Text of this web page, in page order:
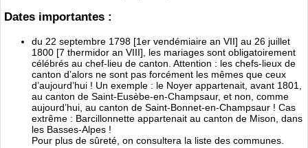
Dates importantes :
du 22 septembre 1798 [1er vendémiaire an VII] au 26 juillet
1800 [7 thermidor an VIII], les mariages sont obligatoirement
célébrés au chef-lieu de canton. Attention : les chefs-lieux de
canton d’alors ne sont pas forcément les mêmes que ceux
d’aujourd’hui ! Un exemple : le Noyer appartenait, avant 1801,
au canton de Saint-Eusèbe-en-Champsaur, et non, comme
aujourd’hui, au canton de Saint-Bonnet-en-Champsaur ! Cas
extrême : Barcillonnette appartenait au canton de Mison, dans
les Basses-Alpes !
Pour plus de sûreté, on consultera la liste des communes.